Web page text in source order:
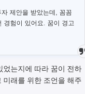
제안을 받았는데, 꼼꼼
경험이 있어요. 꿈이 경고
었는지에 따라 꿈이 전하
미래를 위한 조언을 해주